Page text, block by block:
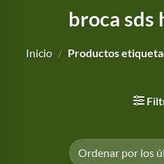
broca sds
Inicio / Productos